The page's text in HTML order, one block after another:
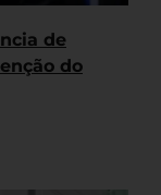
de
do